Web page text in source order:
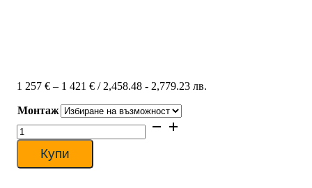
1 257 € – 1 421 €Price
1
257 €
/ 2,458.48 - 2,779.23 лв.
Монтаж
количество
за
Инверторен
климатик
Купи